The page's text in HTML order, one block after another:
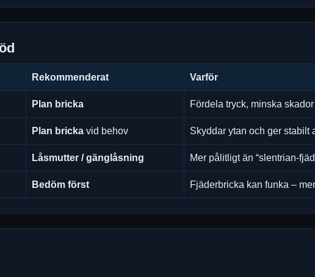
Rekommenderat Varför
Plan bricka Fördela tryck, minska
Plan brickavid behov Skyddar ytan och ger stabilt
Låsmutter / gänglåsning Mer pålitligt än “slentrian-
Bedöm först Fjäderbricka kan funka –